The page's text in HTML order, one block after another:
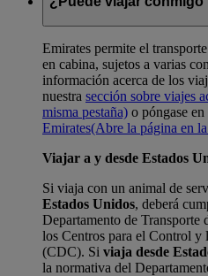
Emirates permite el
en cabina, sujetos a varias
información acerca de los
nuestra sección sobre viajes
misma pestaña) o póngase
Emirates(Abre la página en
Viajar a y desde Estados
Si viaja con un animal de
Estados Unidos, deberá
Departamento de Transporte
los Centros para el Control y
(CDC). Si viaja desde
la normativa del